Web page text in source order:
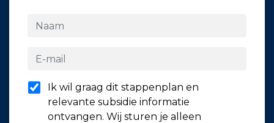
Ik wil graag dit stappenplan en
relevante subsidie informatie
ontvangen. Wij sturen je alleen